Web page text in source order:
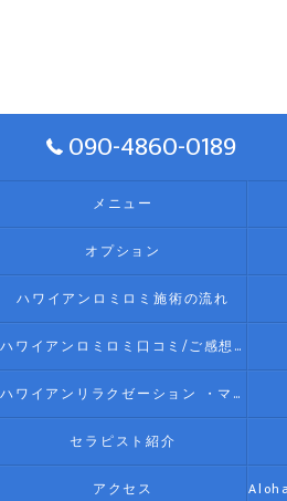
090-4860-0189
メニュー
オプション
ハワイアンロミロミ施術の流れ
ハワイアンロミロミ口コミ/ご感想(伊勢リラク/リラクゼーション)
ハワイアンリラクゼーション ・マッサージ AlohaLomilomi HOKULELEcoco(アロハロミロミ ホクレレココ)☆彡について
セラピスト紹介
アクセス